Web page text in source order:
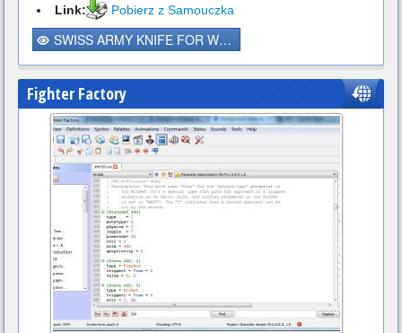
Link:
Pobierz z Samouczka
SWISS ARMY KNIFE FOR WINMUGEN
Fighter Factory